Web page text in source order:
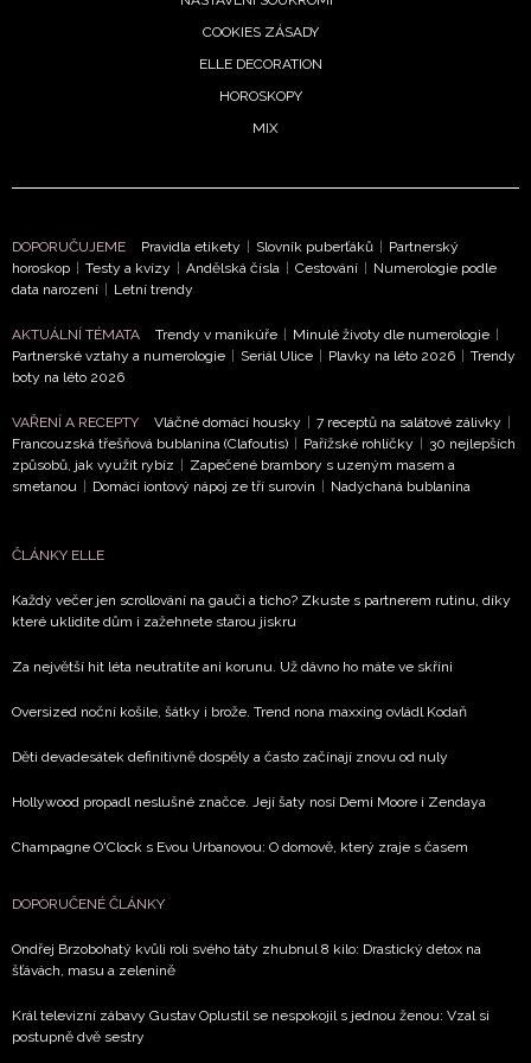
COOKIES ZÁSADY
ELLE DECORATION
HOROSKOPY
MIX
DOPORUČUJEME Pravidla etikety | Slovník puberťáků | Partnerský
horoskop | Testy a kvízy | Andělská čísla | Cestování | Numerologie podle
data narození | Letní trendy
AKTUÁLNÍ TÉMATA Trendy v manikúře | Minulé životy dle numerologie |
Partnerské vztahy a numerologie | Seriál Ulice | Plavky na léto 2026 | Trendy
boty na léto 2026
VAŘENÍ A RECEPTY Vláčné domácí housky | 7 receptů na salátové zálivky |
Francouzská třešňová bublanina (Clafoutis) | Pařížské rohlíčky | 30 nejlepších
způsobů, jak využít rybíz | Zapečené brambory s uzeným masem a
smetanou | Domácí iontový nápoj ze tří surovin | Nadýchaná bublanina
ČLÁNKY ELLE
Každý večer jen scrollování na gauči a ticho? Zkuste s partnerem rutinu, díky
které uklidíte dům i zažehnete starou jiskru
Za největší hit léta neutratíte ani korunu. Už dávno ho máte ve skříni
Oversized noční košile, šátky i brože. Trend nona maxxing ovládl Kodaň
Děti devadesátek definitivně dospěly a často začínají znovu od nuly
Hollywood propadl neslušné značce. Její šaty nosí Demi Moore i Zendaya
Champagne O'Clock s Evou Urbanovou: O domově, který zraje s časem
DOPORUČENÉ ČLÁNKY
Ondřej Brzobohatý kvůli roli svého táty zhubnul 8 kilo: Drastický detox na
šťávách, masu a zelenině
Král televizní zábavy Gustav Oplustil se nespokojil s jednou ženou: Vzal si
postupně dvě sestry